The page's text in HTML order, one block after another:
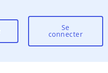
Se
connecter